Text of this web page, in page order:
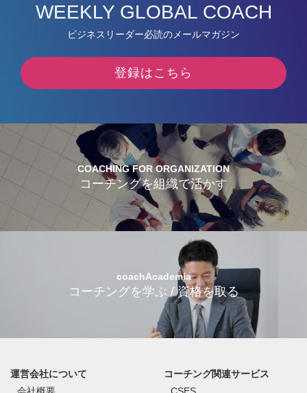
WEEKLY GLOBAL COACH
ビジネスリーダー必読のメールマガジン
登録はこちら
COACHING FOR ORGANIZATION
コーチングを組織で活かす
coachAcademia
コーチングを学ぶ / 資格を取る
運営会社について
コーチング関連サービス